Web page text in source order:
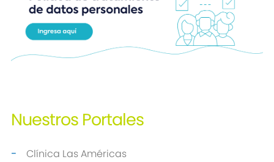
Nuestros Portales
Clínica Las Américas